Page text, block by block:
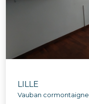
LILLE
Vauban cormontaigne